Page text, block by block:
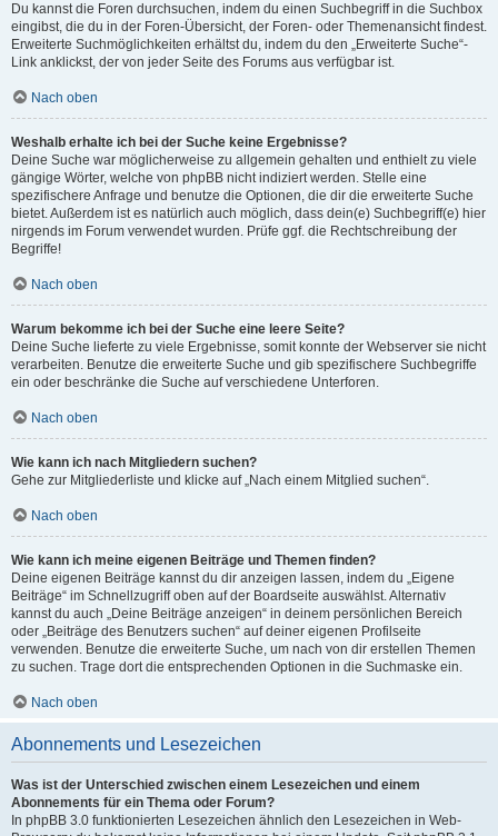
Du kannst die Foren durchsuchen, indem du einen Suchbegriff in die Suchbox
eingibst, die du in der Foren-Übersicht, der Foren- oder Themenansicht findest.
Erweiterte Suchmöglichkeiten erhältst du, indem du den „Erweiterte Suche“-
Link anklickst, der von jeder Seite des Forums aus verfügbar ist.
Nach oben
Weshalb erhalte ich bei der Suche keine Ergebnisse?
Deine Suche war möglicherweise zu allgemein gehalten und enthielt zu viele
gängige Wörter, welche von phpBB nicht indiziert werden. Stelle eine
spezifischere Anfrage und benutze die Optionen, die dir die erweiterte Suche
bietet. Außerdem ist es natürlich auch möglich, dass dein(e) Suchbegriff(e) hier
nirgends im Forum verwendet wurden. Prüfe ggf. die Rechtschreibung der
Begriffe!
Nach oben
Warum bekomme ich bei der Suche eine leere Seite?
Deine Suche lieferte zu viele Ergebnisse, somit konnte der Webserver sie nicht
verarbeiten. Benutze die erweiterte Suche und gib spezifischere Suchbegriffe
ein oder beschränke die Suche auf verschiedene Unterforen.
Nach oben
Wie kann ich nach Mitgliedern suchen?
Gehe zur Mitgliederliste und klicke auf „Nach einem Mitglied suchen“.
Nach oben
Wie kann ich meine eigenen Beiträge und Themen finden?
Deine eigenen Beiträge kannst du dir anzeigen lassen, indem du „Eigene
Beiträge“ im Schnellzugriff oben auf der Boardseite auswählst. Alternativ
kannst du auch „Deine Beiträge anzeigen“ in deinem persönlichen Bereich
oder „Beiträge des Benutzers suchen“ auf deiner eigenen Profilseite
verwenden. Benutze die erweiterte Suche, um nach von dir erstellen Themen
zu suchen. Trage dort die entsprechenden Optionen in die Suchmaske ein.
Nach oben
Abonnements und Lesezeichen
Was ist der Unterschied zwischen einem Lesezeichen und einem
Abonnements für ein Thema oder Forum?
In phpBB 3.0 funktionierten Lesezeichen ähnlich den Lesezeichen in Web-